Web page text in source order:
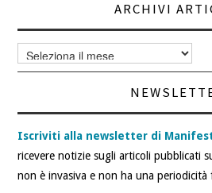
ARCHIVI
Archivi
articoli
Iscriviti alla newsletter di
ricevere notizie sugli articoli pubblicati
non è invasiva e non ha una periodicità